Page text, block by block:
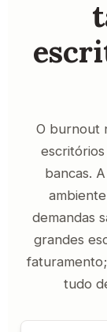
O burnout
bancas.
demandas
grandes
tudo